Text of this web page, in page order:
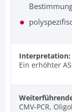
Interpretation:
Ein erhöhter
CMV-PCR,